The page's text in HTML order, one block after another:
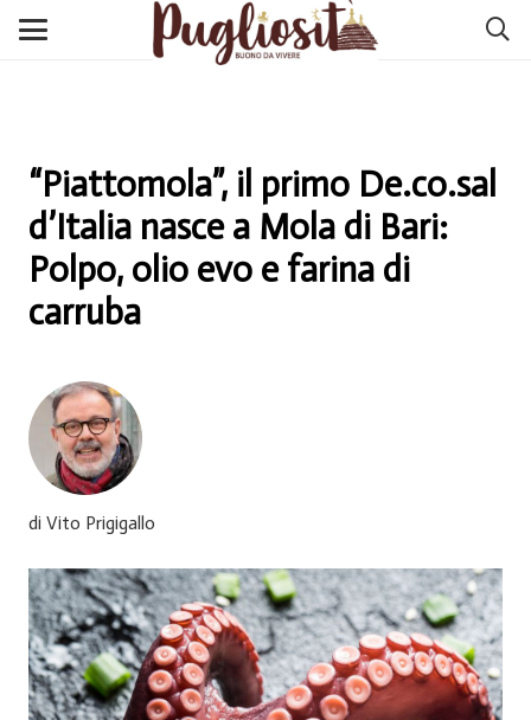
“Piattomola”, il primo De.co.sal
d’Italia nasce a Mola di Bari:
Polpo, olio evo e farina di
carruba
di Vito Prigigallo